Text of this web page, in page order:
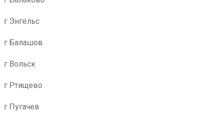
г Энгельс
г Балашов
г Вольск
г Ртищево
г Пугачев